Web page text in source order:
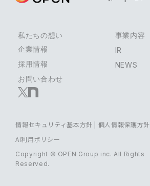
私たちの想い
事業内容
企業情報
IR
採用情報
NEWS
お問い合わせ
Copyright © OPEN Group inc. All Rights
Reserved.
情報セキュリティ基本方針 | 個人情報保護方針
AI利用ポリシー